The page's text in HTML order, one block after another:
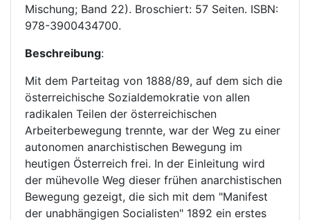
Mischung; Band 22). Broschiert: 57 Seiten. ISBN:
978-3900434700.
Beschreibung:
Mit dem Parteitag von 1888/89, auf dem sich die
österreichische Sozialdemokratie von allen
radikalen Teilen der österreichischen
Arbeiterbewegung trennte, war der Weg zu einer
autonomen anarchistischen Bewegung im
heutigen Österreich frei. In der Einleitung wird
der mühevolle Weg dieser frühen anarchistischen
Bewegung gezeigt, die sich mit dem "Manifest
der unabhängigen Socialisten" 1892 ein erstes